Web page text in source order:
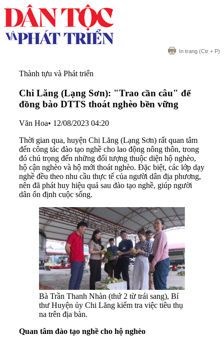
In trang (Ctr + P)
Thành tựu và Phát triển
Chi Lăng (Lạng Sơn): "Trao cần câu" để
đồng bào DTTS thoát nghèo bền vững
Văn Hoa• 12/08/2023 04:20
Thời gian qua, huyện Chi Lăng (Lạng Sơn) rất quan tâm
đến công tác đào tạo nghề cho lao động nông thôn, trong
đó chú trọng đến những đối tượng thuộc diện hộ nghèo,
hộ cận nghèo và hộ mới thoát nghèo. Đặc biệt, các lớp dạy
nghề đều theo nhu cầu thực tế của người dân địa phương,
nên đã phát huy hiệu quả sau đào tạo nghề, giúp người
dân ổn định cuộc sống.
Bà Trần Thanh Nhàn (thứ 2 từ trái sang), Bí
thư Huyện ủy Chi Lăng kiểm tra việc tiêu thụ
na trên địa bàn.
Quan tâm đào tạo nghề cho hộ nghèo